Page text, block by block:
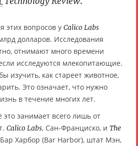
этих вопросов у Calico Labs
долларов. Исследования
отнимают много времени
исследуются млекопитающие.
изучить, как стареет животное,
Это означает, что нужно
в течение многих лет.
занимает всего лишь от
Calico Labs, Сан-Франциско, и The
Харбор (Bar Harbor), штат Мэн,